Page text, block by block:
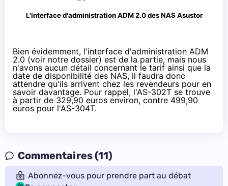
L'interface d'administration ADM 2.0 des NAS Asustor
Bien évidemment, l'interface d'administration ADM
2.0 (voir notre dossier) est de la partie, mais nous
n'avons aucun détail concernant le tarif ainsi que la
date de disponibilité des NAS, il faudra donc
attendre qu'ils arrivent chez les revendeurs pour en
savoir davantage. Pour rappel, l'AS-302T se trouve
à partir de 329,90 euros environ, contre 499,90
euros pour l'AS-304T.
Commentaires (11)
Abonnez-vous pour prendre part au débat